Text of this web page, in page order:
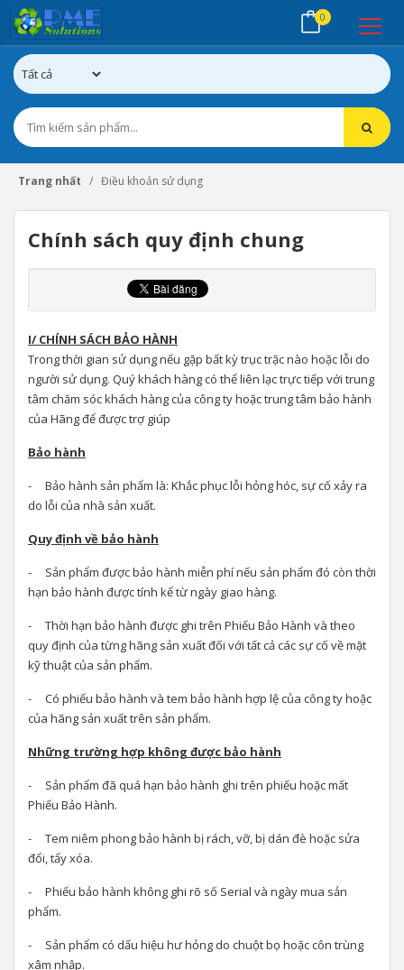
0
Trang nhất Điều khoản sử dụng
Chính sách quy định chung
I/ CHÍNH SÁCH BẢO HÀNH
Trong thời gian sử dụng nếu gặp bất kỳ trục trặc nào hoặc lỗi do
người sử dụng. Quý khách hàng có thể liên lạc trực tiếp với trung
tâm chăm sóc khách hàng của công ty hoặc trung tâm bảo hành
của Hãng để được trợ giúp
Bảo hành
- Bảo hành sản phẩm là: Khắc phục lỗi hỏng hóc, sự cố xảy ra
do lỗi của nhà sản xuất.
Quy định về bảo hành
- Sản phẩm được bảo hành miễn phí nếu sản phẩm đó còn thời
hạn bảo hành được tính kể từ ngày giao hàng.
- Thời hạn bảo hành được ghi trên Phiếu Bảo Hành và theo
quy định của từng hãng sản xuất đối với tất cả các sự cố về mặt
kỹ thuật của sản phẩm.
- Có phiếu bảo hành và tem bảo hành hợp lệ của công ty hoặc
của hãng sản xuất trên sản phẩm.
Những trường hợp không được bảo hành
- Sản phẩm đã quá hạn bảo hành ghi trên phiếu hoặc mất
Phiếu Bảo Hành.
- Tem niêm phong bảo hành bị rách, vỡ, bị dán đè hoặc sửa
đổi, tẩy xóa.
- Phiếu bảo hành không ghi rõ số Serial và ngày mua sản
phẩm.
- Sản phẩm có dấu hiệu hư hỏng do chuột bọ hoặc côn trùng
xâm nhập.